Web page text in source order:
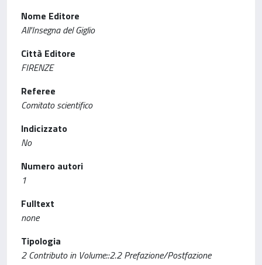
Nome Editore
All'Insegna del Giglio
Città Editore
FIRENZE
Referee
Comitato scientifico
Indicizzato
No
Numero autori
1
Fulltext
none
Tipologia
2 Contributo in Volume::2.2 Prefazione/Postfazione